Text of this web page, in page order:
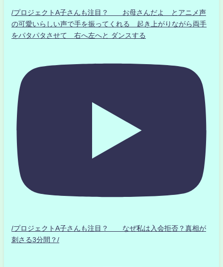
/プロジェクトA子さんも注目？ お母さんだよ とアニメ声
の可愛いらしい声で手を振ってくれる 起き上がりながら両手
をパタパタさせて 右へ左へと ダンスする
/プロジェクトA子さんも注目？ なぜ私は入会拒否？真相が
刺さる3分間？/